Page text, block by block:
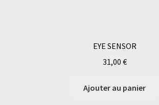
EYE SENSOR
31,00 €
Ajouter au panier